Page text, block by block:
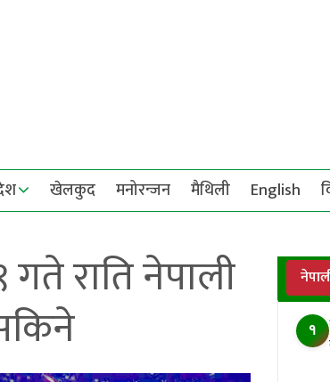
खेलकुद मनोरन्जन मैथिली English
राति नेपाली
१